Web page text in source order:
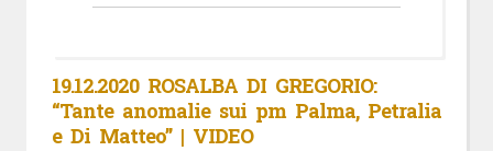
19.12.2020 ROSALBA DI GREGORIO:
“Tante anomalie sui pm Palma, Petralia
e Di Matteo” | VIDEO